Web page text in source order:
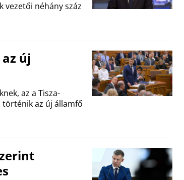
vezetői néhány száz
új
az a Tisza-
történik az új államfő